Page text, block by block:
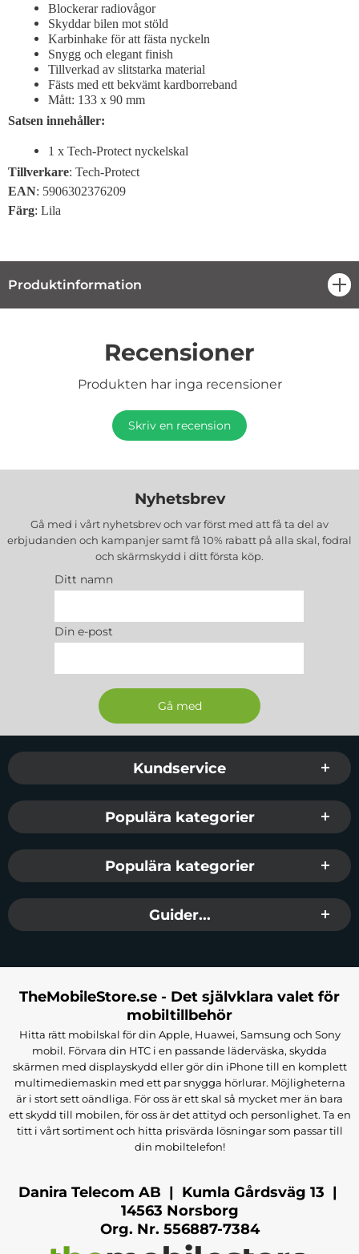
Blockerar radiovågor
Skyddar bilen mot stöld
Karbinhake för att fästa nyckeln
Snygg och elegant finish
Tillverkad av slitstarka material
Fästs med ett bekvämt kardborreband
Mått: 133 x 90 mm
Satsen innehåller:
1 x Tech-Protect nyckelskal
Tillverkare: Tech-Protect
EAN: 5906302376209
Färg: Lila
Produktinformation
Recensioner
Produkten har inga recensioner
Skriv en recension
Nyhetsbrev
Gå med i vårt nyhetsbrev och var först med att få ta del av
erbjudanden och kampanjer samt få 10% rabatt på alla skal, fodral
och skärmskydd i ditt första köp.
Ditt namn
Din e-post
Sidfot Blandad info och länkar
Kundservice
Populära kategorier
Populära kategorier
Guider...
TheMobileStore.se - Det självklara valet för
mobiltillbehör
Hitta rätt mobilskal för din Apple, Huawei, Samsung och Sony
mobil. Förvara din HTC i en passande läderväska, skydda
skärmen med displayskydd eller gör din iPhone till en komplett
multimediemaskin med ett par snygga hörlurar. Möjligheterna
är i stort sett oändliga. För oss är ett skal så mycket mer än bara
ett skydd till mobilen, för oss är det attityd och personlighet. Ta en
titt i vårt sortiment och hitta prisvärda lösningar som passar till
din mobiltelefon!
Danira Telecom AB | Kumla Gårdsväg 13 |
14563 Norsborg
Org. Nr. 556887-7384